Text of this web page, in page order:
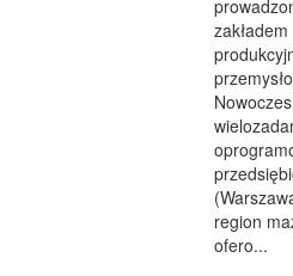
DIETETYKA,
zakładem
region
ofero...